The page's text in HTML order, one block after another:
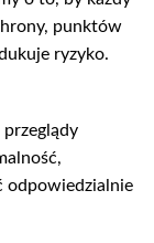
punktów
ryzyko.
przeglądy
odpowiedzialnie